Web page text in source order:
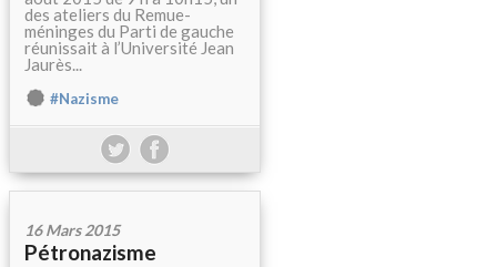
des ateliers du Remue-
méninges du Parti de gauche
réunissait à l’Université Jean
Jaurès...
#Nazisme
16 Mars 2015
Pétronazisme